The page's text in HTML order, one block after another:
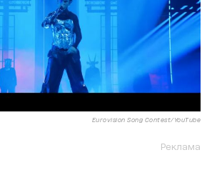
Eurovision Song Contest/YouTube
Реклама